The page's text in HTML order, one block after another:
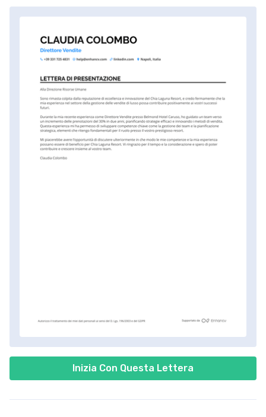
Inizia Con Questa Lettera